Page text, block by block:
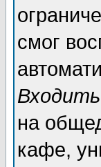
смог
на
кафе,